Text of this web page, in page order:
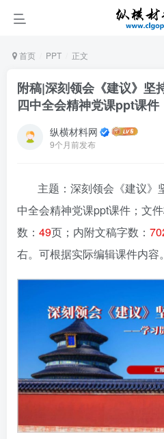
首页 PPT 正文
附稿|深刻领会《建议》坚
四中全会精神党课ppt课件
纵横材料网
9个月前发布
主题：深刻领会《建议》
中全会精神党课ppt课件 ；文
数： 49页；内附文稿字数：
右。可根据实际编辑课件内容。